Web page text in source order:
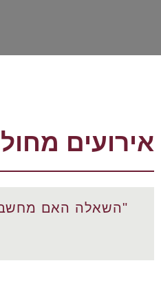
אירועים
"השאלה האם